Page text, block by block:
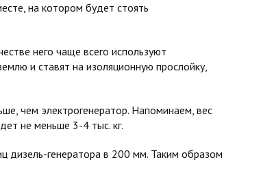
на котором будет стоять
него чаще всего используют
и ставят на изоляционную прослойку,
чем электрогенератор. Напоминаем, вес
не меньше 3-4 тыс. кг.
дизель-генератора в 200 мм. Таким образом